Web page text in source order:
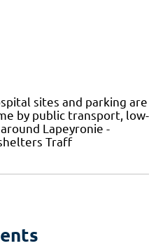
sites and parking are
by public transport, low-
Lapeyronie -
Traff